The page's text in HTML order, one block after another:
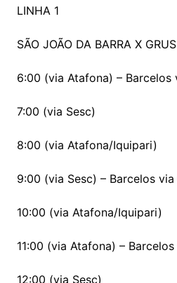
LINHA 1
SÃO JOÃO DA BARRA X
6:00 (via Atafona) – Barcelos
7:00 (via Sesc)
8:00 (via Atafona/Iquipari)
9:00 (via Sesc) – Barcelos via
10:00 (via Atafona/Iquipari)
11:00 (via Atafona) –
12:00 (via Sesc)